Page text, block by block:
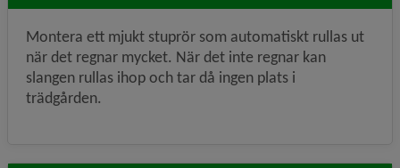
Montera ett mjukt stuprör som automatiskt rullas ut
när det regnar mycket. När det inte regnar kan
slangen rullas ihop och tar då ingen plats i
trädgården.